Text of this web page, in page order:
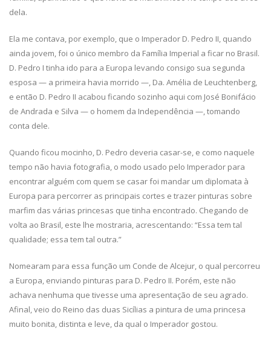
dela.
Ela me contava, por exemplo, que o Imperador D. Pedro II, quando
ainda jovem, foi o único membro da Família Imperial a ficar no Brasil.
D. Pedro I tinha ido para a Europa levando consigo sua segunda
esposa — a primeira havia morrido —, Da. Amélia de Leuchtenberg,
e então D. Pedro II acabou ficando sozinho aqui com José Bonifácio
de Andrada e Silva — o homem da Independência —, tomando
conta dele.
Quando ficou mocinho, D. Pedro deveria casar-se, e como naquele
tempo não havia fotografia, o modo usado pelo Imperador para
encontrar alguém com quem se casar foi mandar um diplomata à
Europa para percorrer as principais cortes e trazer pinturas sobre
marfim das várias princesas que tinha encontrado. Chegando de
volta ao Brasil, este lhe mostraria, acrescentando: “Essa tem tal
qualidade; essa tem tal outra.”
Nomearam para essa função um Conde de Alcejur, o qual percorreu
a Europa, enviando pinturas para D. Pedro II. Porém, este não
achava nenhuma que tivesse uma apresentação de seu agrado.
Afinal, veio do Reino das duas Sicílias a pintura de uma princesa
muito bonita, distinta e leve, da qual o Imperador gostou.